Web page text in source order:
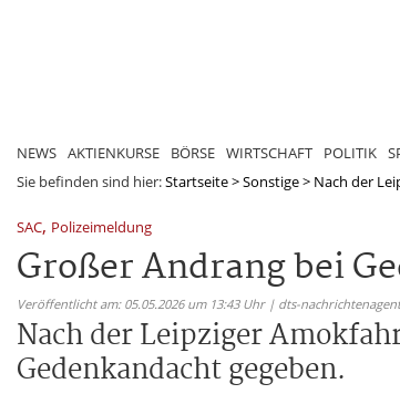
NEWS AKTIENKURSE BÖRSE WIRTSCHAFT POLITIK
Sie befinden sind hier:Startseite>Sonstige> Nach der
SAC, Polizeimeldung
Großer Andrang bei
Veröffentlicht am: 05.05.2026 um 13:43 Uhr | dts-
Nach der Leipziger
Gedenkandacht gegeben.